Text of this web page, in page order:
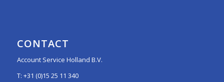
CONTACT
Account Service Holland B.V.
T: +31 (0)15 25 11 340